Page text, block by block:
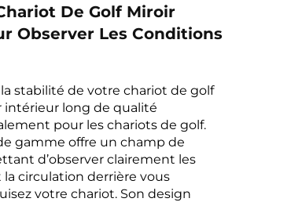
De Golf Miroir
Observer Les Conditions
stabilité de votre chariot de golf
intérieur long de qualité
pour les chariots de golf.
gamme offre un champ de
d’observer clairement les
circulation derrière vous
votre chariot. Son design